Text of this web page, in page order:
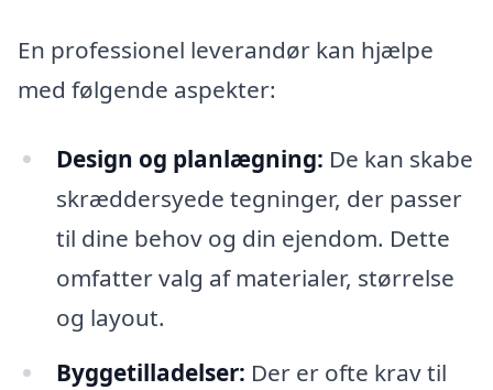
En professionel leverandør kan hjælpe
med følgende aspekter:
Design og planlægning: De kan skabe
skræddersyede tegninger, der passer
til dine behov og din ejendom. Dette
omfatter valg af materialer, størrelse
og layout.
Byggetilladelser: Der er ofte krav til